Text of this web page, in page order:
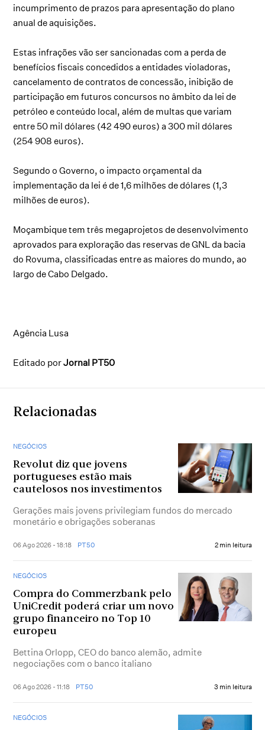
incumprimento de prazos para apresentação do plano
anual de aquisições.
Estas infrações vão ser sancionadas com a perda de
benefícios fiscais concedidos a entidades violadoras,
cancelamento de contratos de concessão, inibição de
participação em futuros concursos no âmbito da lei de
petróleo e conteúdo local, além de multas que variam
entre 50 mil dólares (42 490 euros) a 300 mil dólares
(254 908 euros).
Segundo o Governo, o impacto orçamental da
implementação da lei é de 1,6 milhões de dólares (1,3
milhões de euros).
Moçambique tem três megaprojetos de desenvolvimento
aprovados para exploração das reservas de GNL da bacia
do Rovuma, classificadas entre as maiores do mundo, ao
largo de Cabo Delgado.
Agência Lusa
Editado porJornal PT50
Relacionadas
NEGÓCIOS
Revolut diz que jovens
portugueses estão mais
cautelosos nos investimentos
Gerações mais jovens privilegiam fundos do mercado
monetário e obrigações soberanas
06 Ago 2026 - 18:18 PT50 2 min leitura
NEGÓCIOS
Compra do Commerzbank pelo
UniCredit poderá criar um novo
grupo financeiro no Top 10
europeu
Bettina Orlopp, CEO do banco alemão, admite
negociações com o banco italiano
06 Ago 2026 - 11:18 PT50 3 min leitura
NEGÓCIOS